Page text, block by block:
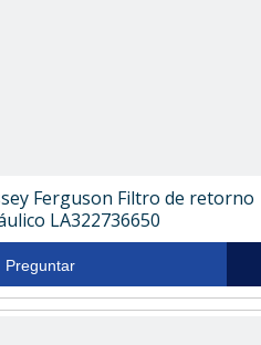
Ferguson Filtro de retorno
LA322736650
Preguntar